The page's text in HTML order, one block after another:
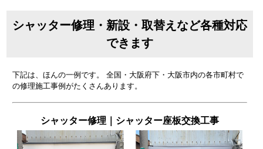
シャッター修理・新設・取替えなど各種対応
できます
下記は、ほんの一例です。 全国・大阪府下・大阪市内の各市町村で
の修理施工事例がたくさんあります。
シャッター修理｜シャッター座板交換工事